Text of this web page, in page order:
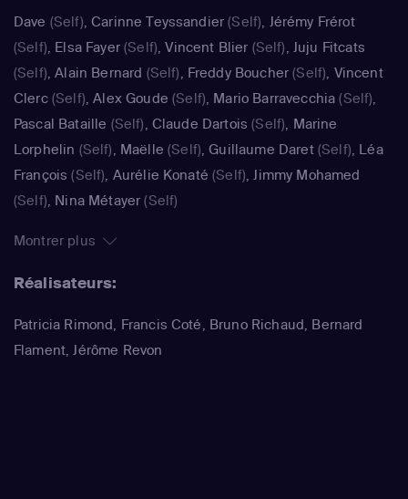
Dave (Self),Carinne Teyssandier (Self), Jérémy Frérot
(Self), Elsa Fayer(Self),Vincent Blier (Self), Juju Fitcats
(Self),Alain Bernard (Self), Freddy Boucher (Self), Vincent
Clerc(Self),Alex Goude (Self), Mario Barravecchia (Self),
Pascal Bataille (Self), Claude Dartois (Self), Marine
Lorphelin (Self), Maëlle (Self),Guillaume Daret(Self), Léa
François (Self), Aurélie Konaté (Self),Jimmy Mohamed
(Self), Nina Métayer (Self)
Montrer plus
Réalisateurs:
Patricia Rimond, Francis Coté, Bruno Richaud, Bernard
Flament, Jérôme Revon